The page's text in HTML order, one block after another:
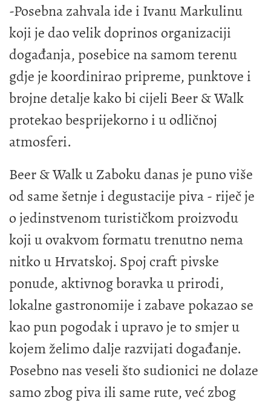
-Posebna zahvala ide i Ivanu Markulinu
koji je dao velik doprinos organizaciji
događanja, posebice na samom terenu
gdje je koordinirao pripreme, punktove i
brojne detalje kako bi cijeli Beer & Walk
protekao besprijekorno i u odličnoj
atmosferi.
Beer & Walk u Zaboku danas je puno više
od same šetnje i degustacije piva - riječ je
o jedinstvenom turističkom proizvodu
koji u ovakvom formatu trenutno nema
nitko u Hrvatskoj. Spoj craft pivske
ponude, aktivnog boravka u prirodi,
lokalne gastronomije i zabave pokazao se
kao pun pogodak i upravo je to smjer u
kojem želimo dalje razvijati događanje.
Posebno nas veseli što sudionici ne dolaze
samo zbog piva ili same rute, već zbog